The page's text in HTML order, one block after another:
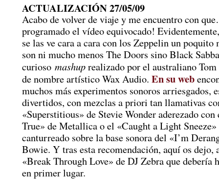
ACTUALIZACIÓN 27/05/09
Acabo de volver de viaje y me encuentro con
programado el vídeo equivocado!
se las ve cara a cara con los Zeppelin un poquito
son ni mucho menos The Doors sino Black
curioso mashuprealizado por el australiano
de nombre artístico Wax Audio. En su web
muchos más experimentos sonoros arriesgados,
divertidos, con mezclas a priori tan llamativas
«Superstitious» de Stevie Wonder aderezado
True» de Metallica o el «Caught a Light
canturreado sobre la base sonora del «I’m
Bowie. Y tras esta recomendación, aquí os dejo,
«Break Through Love» de DJ Zebra que debería
en primer lugar.